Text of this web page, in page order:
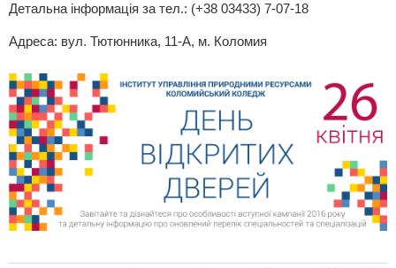
Детальна інформація за тел.: (+38 03433) 7-07-18
Адреса: вул. Тютюнника, 11-А, м. Коломия